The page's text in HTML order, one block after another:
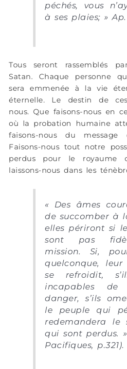
péchés, vous
à ses plaies; »
Tous seront rassemblés
Satan. Chaque personne
sera emmenée à la vie
éternelle. Le destin de
nous. Que faisons-nous en
où la probation humaine
faisons-nous du
Faisons-nous tout notre
perdus pour le
laissons-nous dans les
« Des âmes
de succomber à
elles périront si
sont pas
mission. Si,
quelconque,
se refroidit,
incapables de
danger, s’ils
le peuple qui
redemandera le
qui sont perdus.
Pacifiques, p.321).